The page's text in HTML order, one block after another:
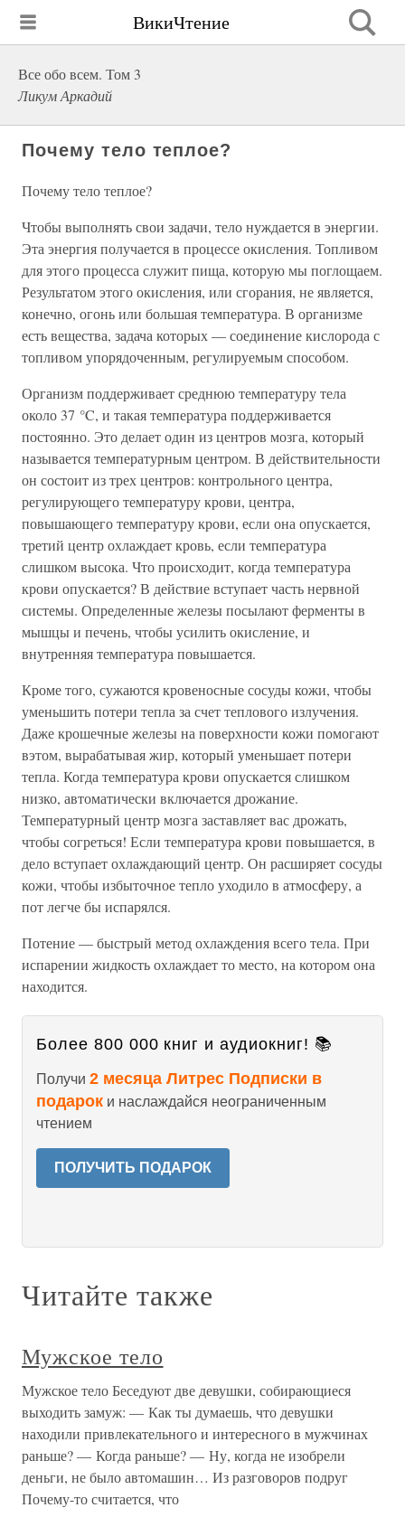
ВикиЧтение
Все обо всем. Том 3
Ликум Аркадий
Почему тело теплое?
Почему тело теплое?
Чтобы выполнять свои задачи, тело нуждается в энергии.
Эта энергия получается в процессе окисления. Топливом
для этого процесса служит пища, которую мы поглощаем.
Результатом этого окисления, или сгорания, не является,
конечно, огонь или большая температура. В организме
есть вещества, задача которых — соединение кислорода с
топливом упорядоченным, регулируемым способом.
Организм поддерживает среднюю температуру тела
около 37 °C, и такая температура поддерживается
постоянно. Это делает один из центров мозга, который
называется температурным центром. В действительности
он состоит из трех центров: контрольного центра,
регулирующего температуру крови, центра,
повышающего температуру крови, если она опускается,
третий центр охлаждает кровь, если температура
слишком высока. Что происходит, когда температура
крови опускается? В действие вступает часть нервной
системы. Определенные железы посылают ферменты в
мышцы и печень, чтобы усилить окисление, и
внутренняя температура повышается.
Кроме того, сужаются кровеносные сосуды кожи, чтобы
уменьшить потери тепла за счет теплового излучения.
Даже крошечные железы на поверхности кожи помогают
вэтом, вырабатывая жир, который уменьшает потери
тепла. Когда температура крови опускается слишком
низко, автоматически включается дрожание.
Температурный центр мозга заставляет вас дрожать,
чтобы согреться! Если температура крови повышается, в
дело вступает охлаждающий центр. Он расширяет сосуды
кожи, чтобы избыточное тепло уходило в атмосферу, а
пот легче бы испарялся.
Потение — быстрый метод охлаждения всего тела. При
испарении жидкость охлаждает то место, на котором она
находится.
Более 800 000 книг и аудиокниг! 📚
Получи 2 месяца Литрес Подписки в
подарок и наслаждайся неограниченным
чтением
ПОЛУЧИТЬ ПОДАРОК
Читайте также
Мужское тело
Мужское тело Беседуют две девушки, собирающиеся
выходить замуж: — Как ты думаешь, что девушки
находили привлекательного и интересного в мужчинах
раньше? — Когда раньше? — Ну, когда не изобрели
деньги, не было автомашин… Из разговоров подруг
Почему-то считается, что